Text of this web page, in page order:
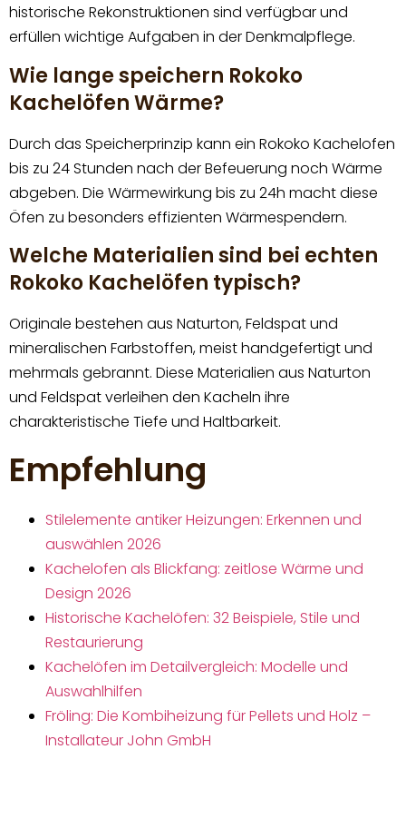
historische Rekonstruktionen sind verfügbar und
erfüllen wichtige Aufgaben in der Denkmalpflege.
Wie lange speichern Rokoko
Kachelöfen Wärme?
Durch das Speicherprinzip kann ein Rokoko Kachelofen
bis zu 24 Stunden nach der Befeuerung noch Wärme
abgeben. Die Wärmewirkung bis zu 24h macht diese
Öfen zu besonders effizienten Wärmespendern.
Welche Materialien sind bei echten
Rokoko Kachelöfen typisch?
Originale bestehen aus Naturton, Feldspat und
mineralischen Farbstoffen, meist handgefertigt und
mehrmals gebrannt. Diese Materialien aus Naturton
und Feldspat verleihen den Kacheln ihre
charakteristische Tiefe und Haltbarkeit.
Empfehlung
Stilelemente antiker Heizungen: Erkennen und
auswählen 2026
Kachelofen als Blickfang: zeitlose Wärme und
Design 2026
Historische Kachelöfen: 32 Beispiele, Stile und
Restaurierung
Kachelöfen im Detailvergleich: Modelle und
Auswahlhilfen
Fröling: Die Kombiheizung für Pellets und Holz –
Installateur John GmbH